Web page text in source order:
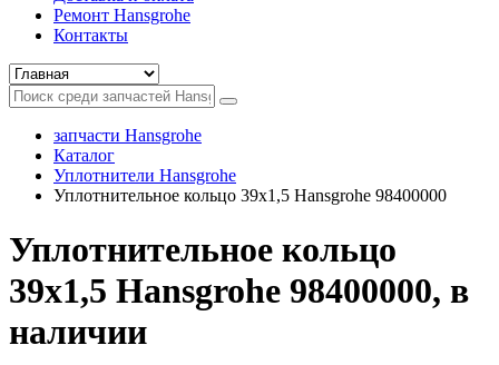
Ремонт Hansgrohe
Контакты
запчасти Hansgrohe
Каталог
Уплотнители Hansgrohe
Уплотнительное кольцо 39x1,5 Hansgrohe 98400000
Уплотнительное кольцо
39x1,5 Hansgrohe 98400000, в
наличии